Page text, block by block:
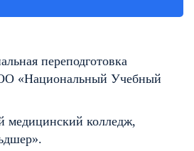
переподготовка
«Национальный Учебный
медицинский колледж,